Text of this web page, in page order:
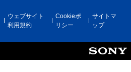
ウェブサイト
利用規約
Cookieポ
リシー
サイトマ
ップ